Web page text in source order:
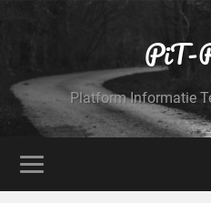
PiT-
Platform Informatie